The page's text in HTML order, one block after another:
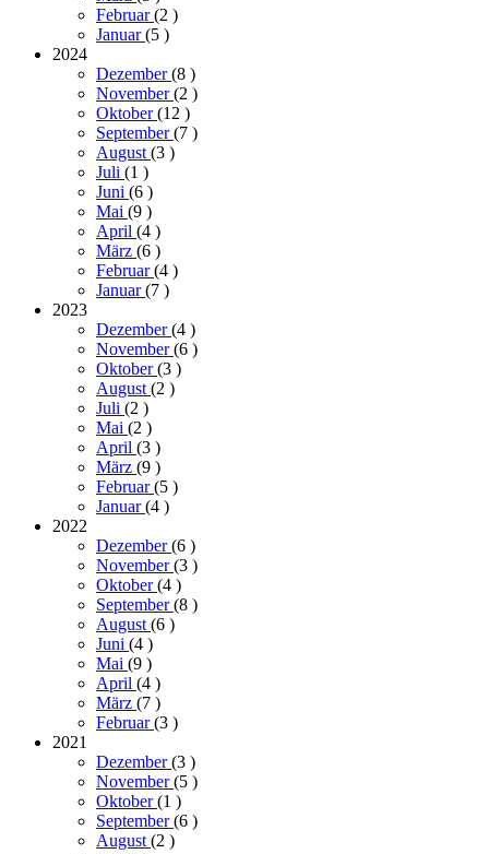
Februar(2 )
Januar(5 )
2024
Dezember(8 )
November(2 )
Oktober(12 )
September(7 )
August(3 )
Juli (1 )
Juni (6 )
Mai (9 )
April (4 )
März (6 )
Februar(4 )
Januar(7 )
2023
Dezember(4 )
November(6 )
Oktober(3 )
August(2 )
Juli (2 )
Mai (2 )
April (3 )
März (9 )
Februar(5 )
Januar(4 )
2022
Dezember(6 )
November(3 )
Oktober(4 )
September(8 )
August(6 )
Juni (4 )
Mai (9 )
April (4 )
März (7 )
Februar(3 )
2021
Dezember(3 )
November(5 )
Oktober(1 )
September(6 )
August(2 )